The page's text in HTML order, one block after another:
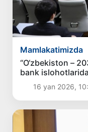
Mamlakatimizda
“O‘zbekiston –
bank
16 yan 2026,